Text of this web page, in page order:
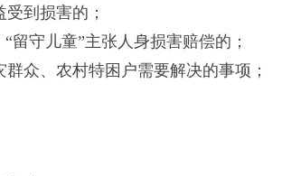
到损害的；
留守儿童”主张人身损害赔偿的；
众、农村特困户需要解决的事项；